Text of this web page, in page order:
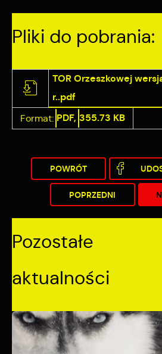
Pliki do pobrania:
TOR Orzeszkowej
r..pdf
Format: PDF, 355.73 KB
POWRÓT
POPRZEDNI
Pozostałe
aktualności